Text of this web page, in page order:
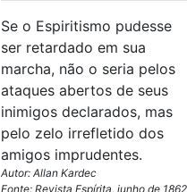
Se o Espiritismo pudesse
ser retardado em sua
marcha, não o seria pelos
ataques abertos de seus
inimigos declarados, mas
pelo zelo irrefletido dos
amigos imprudentes.
Autor: Allan Kardec
Fonte: Revista Espírita, junho de 1862